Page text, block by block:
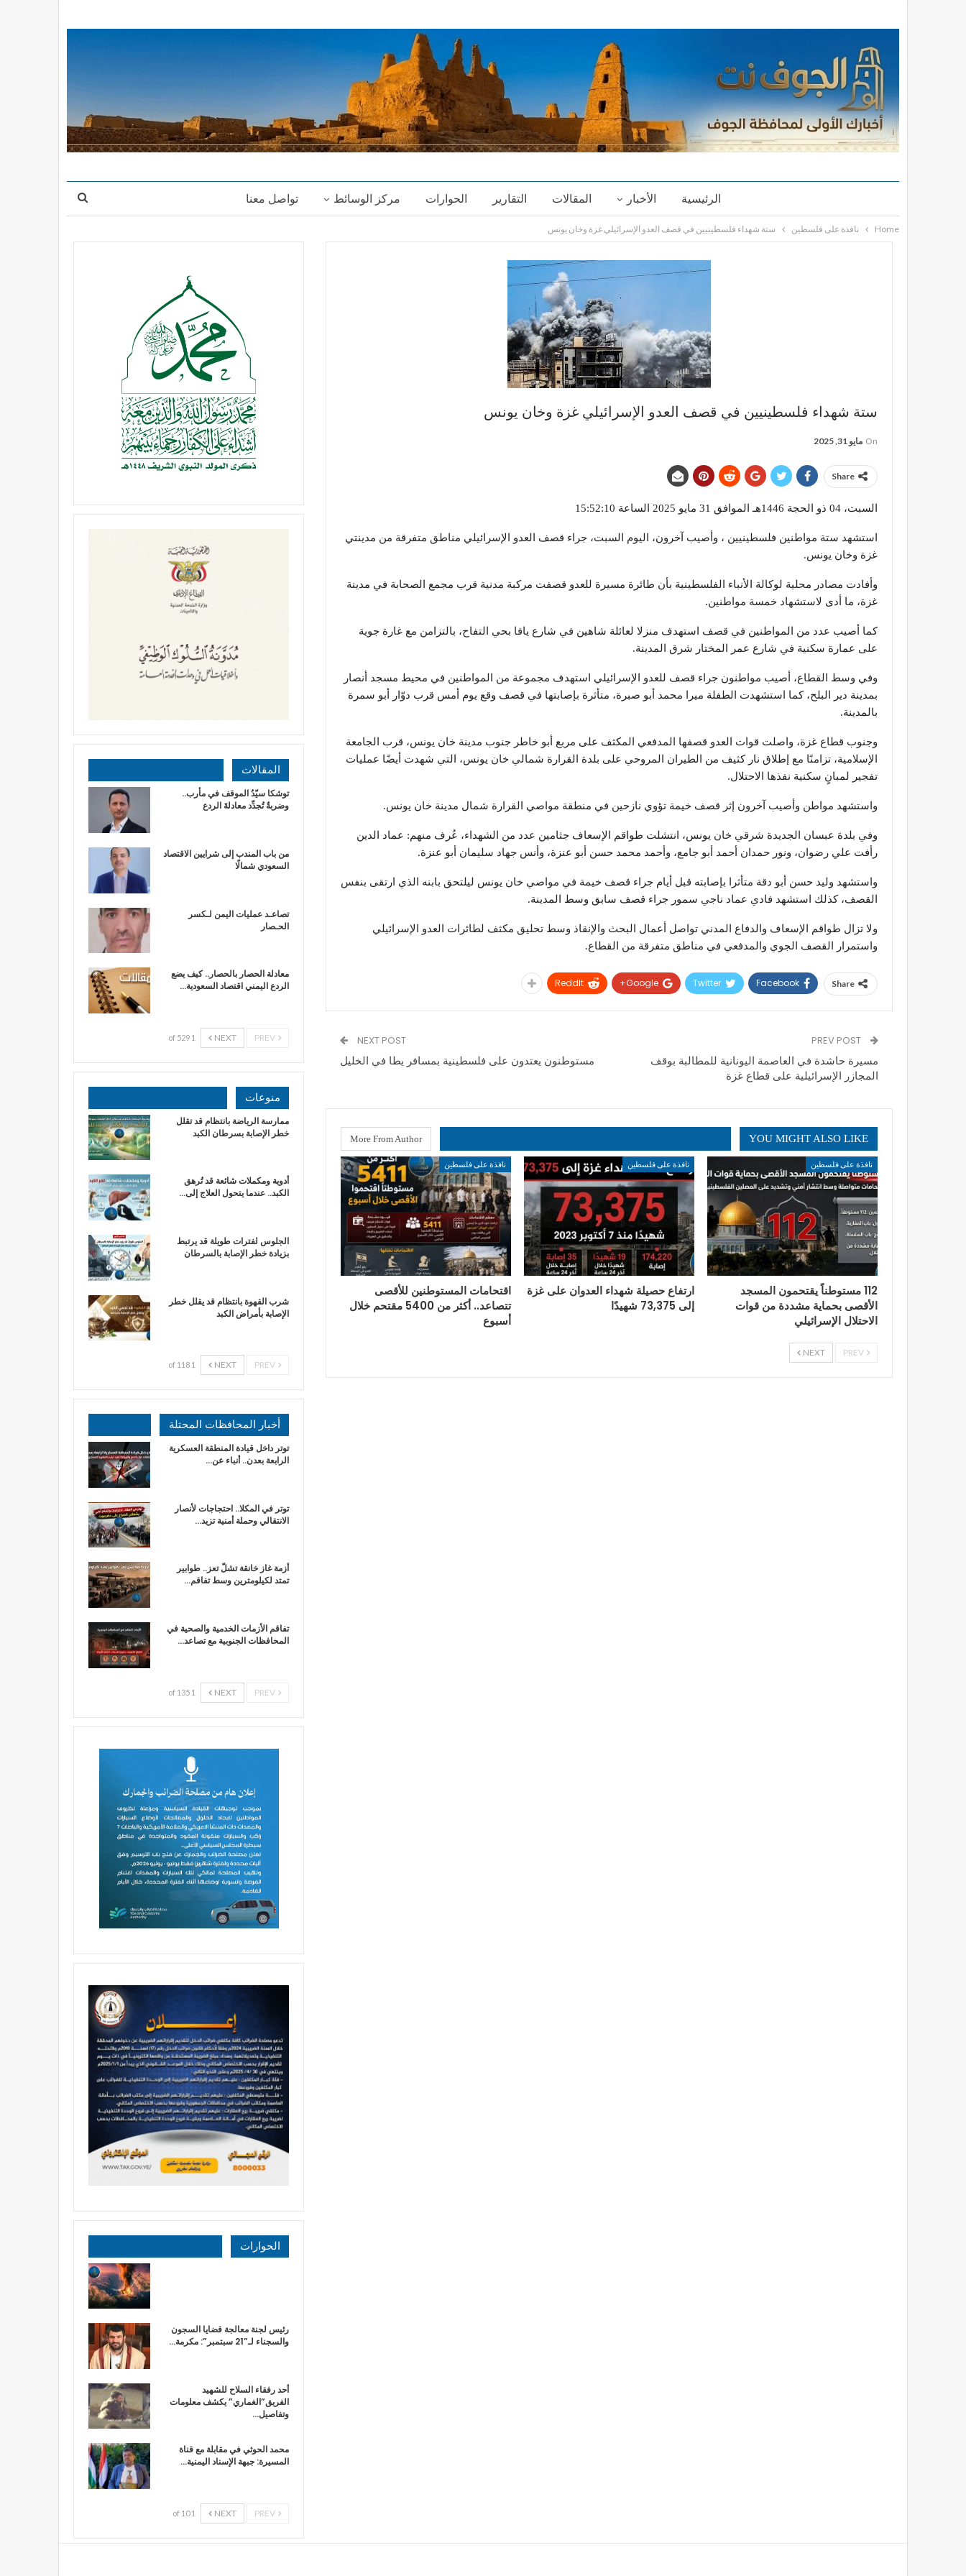
الرئيسية الأخبار المقالات التقارير الحوارات مركز الوسائط تواصل معنا
Home نافذة على فلسطين ستة شهداء فلسطينيين في قصف العدو الإسرائيلي غزة وخان يونس
ستة شهداء فلسطينيين في قصف العدو الإسرائيلي غزة وخان يونس
On مايو 31, 2025
Share
السبت، 04 ذو الحجة 1446هـ الموافق 31 مايو 2025 الساعة 15:52:10
استشهد ستة مواطنين فلسطينيين ، وأصيب آخرون، اليوم السبت، جراء قصف العدو الإسرائيلي مناطق متفرقة من مدينتي
غزة وخان يونس.
وأفادت مصادر محلية لوكالة الأنباء الفلسطينية بأن طائرة مسيرة للعدو قصفت مركبة مدنية قرب مجمع الصحابة في مدينة
غزة، ما أدى لاستشهاد خمسة مواطنين.
كما أصيب عدد من المواطنين في قصف استهدف منزلا لعائلة شاهين في شارع يافا بحي التفاح، بالتزامن مع غارة جوية
على عمارة سكنية في شارع عمر المختار شرق المدينة.
وفي وسط القطاع، أصيب مواطنون جراء قصف للعدو الإسرائيلي استهدف مجموعة من المواطنين في محيط مسجد أنصار
بمدينة دير البلح، كما استشهدت الطفلة ميرا محمد أبو صبرة، متأثرة بإصابتها في قصف وقع يوم أمس قرب دوّار أبو سمرة
بالمدينة.
وجنوب قطاع غزة، واصلت قوات العدو قصفها المدفعي المكثف على مربع أبو خاطر جنوب مدينة خان يونس، قرب الجامعة
الإسلامية، تزامنًا مع إطلاق نار كثيف من الطيران المروحي على بلدة القرارة شمالي خان يونس، التي شهدت أيضًا عمليات
تفجير لمبانٍ سكنية نفذها الاحتلال.
واستشهد مواطن وأصيب آخرون إثر قصف خيمة تؤوي نازحين في منطقة مواصي القرارة شمال مدينة خان يونس.
وفي بلدة عبسان الجديدة شرقي خان يونس، انتشلت طواقم الإسعاف جثامين عدد من الشهداء، عُرف منهم: عماد الدين
رأفت علي رضوان، ونور حمدان أحمد أبو جامع، وأحمد محمد حسن أبو عنزة، وأنس جهاد سليمان أبو عنزة.
واستشهد وليد حسن أبو دقة متأثرا بإصابته قبل أيام جراء قصف خيمة في مواصي خان يونس ليلتحق بابنه الذي ارتقى بنفس
القصف، كذلك استشهد فادي عماد ناجي سمور جراء قصف سابق وسط المدينة.
ولا تزال طواقم الإسعاف والدفاع المدني تواصل أعمال البحث والإنقاذ وسط تحليق مكثف لطائرات العدو الإسرائيلي
واستمرار القصف الجوي والمدفعي في مناطق متفرقة من القطاع.
Share
Facebook
Twitter
Google+
ReddIt
مسيرة حاشدة في العاصمة اليونانية للمطالبة بوقف
المجازر الإسرائيلية على قطاع غزة
NEXT POST
مستوطنون يعتدون على فلسطينية بمسافر يطا في الخليل
YOU MIGHT ALSO LIKE
More From Author
نافذة على فلسطين
112 مستوطناً يقتحمون المسجد
الأقصى بحماية مشددة من قوات
الاحتلال الإسرائيلي
نافذة على فلسطين
ارتفاع حصيلة شهداء العدوان على غزة
إلى 73,375 شهيدًا
نافذة على فلسطين
اقتحامات المستوطنين للأقصى
تتصاعد.. أكثر من 5400 مقتحم خلال
أسبوع
NEXT
المقالات
توشكا سيّدُ الموقف في مأرب..
وضربةٌ تُجدِّد معادلةَ الردع
من باب المندب إلى شرايين الاقتصاد
السعودي شمالًا
تصاعـد عمليات اليمن لـكسر
الحـصار
معادلة الحصار بالحصار.. كيف يضع
الردع اليمني اقتصاد السعودية…
NEXT
1 of 529
منوعات
ممارسة الرياضة بانتظام قد تقلل
خطر الإصابة بسرطان الكبد
أدوية ومكملات شائعة قد تُرهق
الكبد.. عندما يتحول العلاج إلى…
الجلوس لفترات طويلة قد يرتبط
بزيادة خطر الإصابة بالسرطان
شرب القهوة بانتظام قد يقلل خطر
الإصابة بأمراض الكبد
NEXT
1 of 118
أخبار المحافظات المحتلة
توتر داخل قيادة المنطقة العسكرية
الرابعة بعدن.. أنباء عن…
توتر في المكلا.. احتجاجات لأنصار
الانتقالي وحملة أمنية تزيد…
أزمة غاز خانقة تشلّ تعز.. طوابير
تمتد لكيلومترين وسط تفاقم…
تفاقم الأزمات الخدمية والصحية في
المحافظات الجنوبية مع تصاعد…
NEXT
1 of 135
الحوارات
رئيس لجنة معالجة قضايا السجون
والسجناء لـ”21 سبتمبر”: مكرمة…
أحد رفقاء السلاح للشهيد
الفريق”الغماري” يكشف معلومات
وتفاصيل…
محمد الحوثي في مقابلة مع قناة
المسيرة: جبهة الإسناد اليمنية…
NEXT
1 of 10